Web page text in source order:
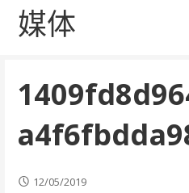
媒体
12/05/2019